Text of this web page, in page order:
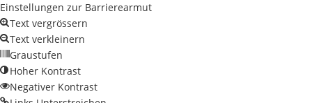
Einstellungen zur Barrierearmut
Text vergrössern
Text verkleinern
Graustufen
Hoher Kontrast
Negativer Kontrast